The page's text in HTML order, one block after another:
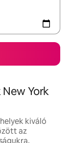
York
kiváló
az